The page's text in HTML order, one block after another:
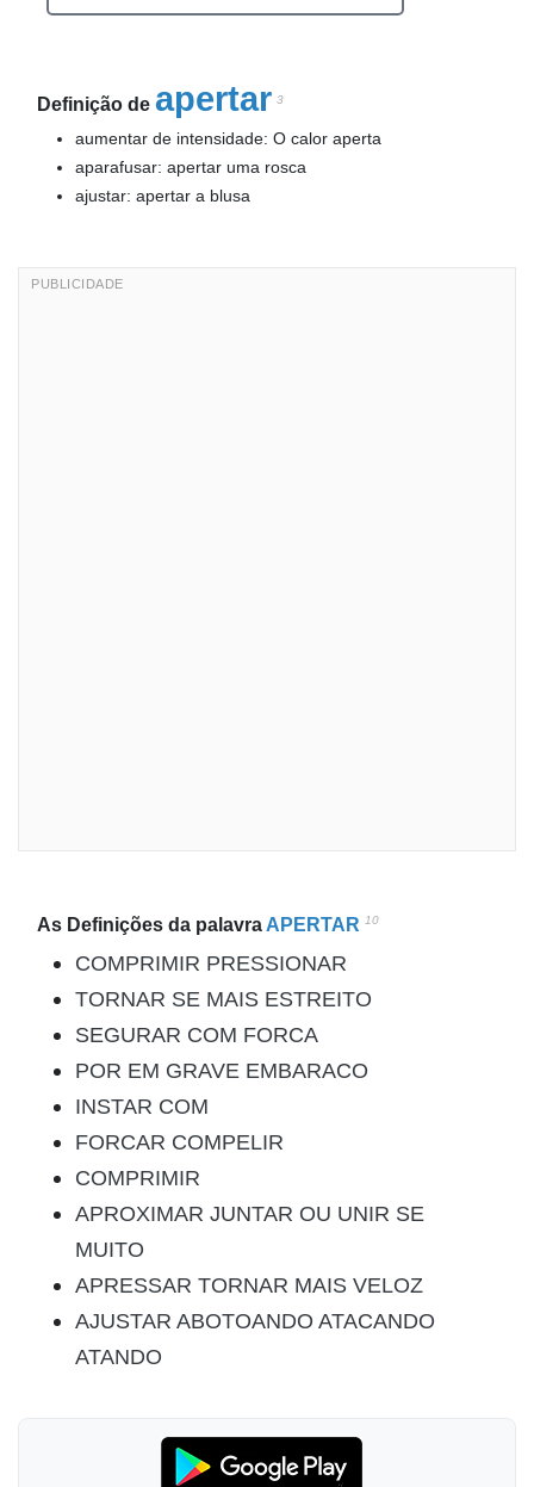
Definição de apertar 3
aumentar de intensidade: O calor aperta
aparafusar: apertar uma rosca
ajustar: apertar a blusa
As Definições da palavra APERTAR 10
COMPRIMIR PRESSIONAR
TORNAR SE MAIS ESTREITO
SEGURAR COM FORCA
POR EM GRAVE EMBARACO
INSTAR COM
FORCAR COMPELIR
COMPRIMIR
APROXIMAR JUNTAR OU UNIR SE
MUITO
APRESSAR TORNAR MAIS VELOZ
AJUSTAR ABOTOANDO ATACANDO
ATANDO